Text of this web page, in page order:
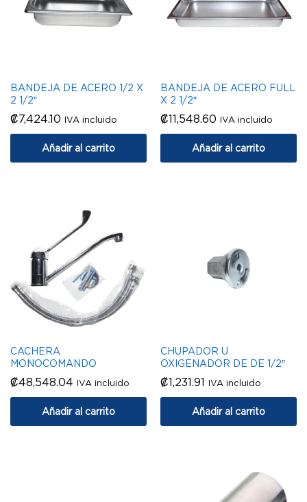
BANDEJA DE ACERO 1/2 X
2 1/2″
₡7,424.10 IVA incluido
Añadir al carrito
BANDEJA DE ACERO FULL
X 2 1/2″
₡11,548.60 IVA incluido
Añadir al carrito
CACHERA
MONOCOMANDO
₡48,548.04 IVA incluido
Añadir al carrito
CHUPADOR U
OXIGENADOR DE DE 1/2″
₡1,231.91 IVA incluido
Añadir al carrito